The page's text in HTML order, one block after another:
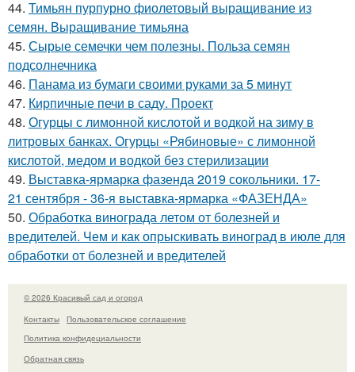
44. Тимьян пурпурно фиолетовый выращивание из
семян. Выращивание тимьяна
45. Сырые семечки чем полезны. Польза семян
подсолнечника
46. Панама из бумаги своими руками за 5 минут
47. Кирпичные печи в саду. Проект
48. Огурцы с лимонной кислотой и водкой на зиму в
литровых банках. Огурцы «Рябиновые» с лимонной
кислотой, медом и водкой без стерилизации
49. Выставка-ярмарка фазенда 2019 сокольники. 17-
21 сентября - 36-я выставка-ярмарка «ФАЗЕНДА»
50. Обработка винограда летом от болезней и
вредителей. Чем и как опрыскивать виноград в июле для
обработки от болезней и вредителей
© 2026 Красивый сад и огород
Контакты
Пользовательское соглашение
Политика конфидециальности
Обратная связь